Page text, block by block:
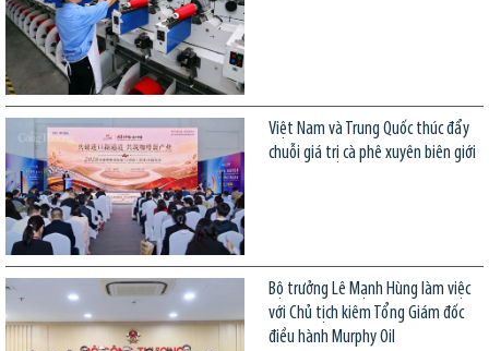
Việt Nam và Trung Quốc thúc đẩy
chuỗi giá trị cà phê xuyên biên giới
Bộ trưởng Lê Mạnh Hùng làm việc
với Chủ tịch kiêm Tổng Giám đốc
điều hành Murphy Oil